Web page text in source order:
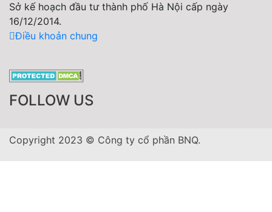
Sở kế hoạch đầu tư thành phố Hà Nội cấp ngày
16/12/2014.
Điều khoản chung
FOLLOW US
Copyright 2023 © Công ty cổ phần BNQ.